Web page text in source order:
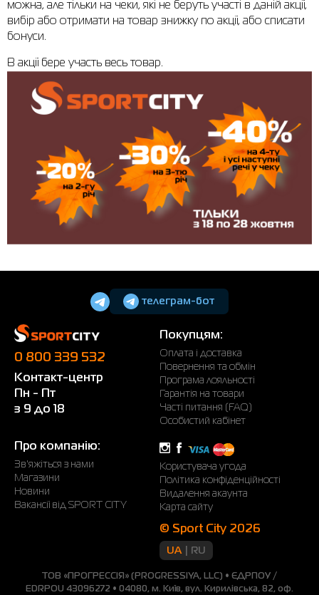
Термобілизна
Толстовки
Футболки
Шорти
Шапки
Шарфи
The North Face
Under Armour
WHS
Сандалі
Бренди
adidas
Larum
Radder
можна, але тільки на чеки, які не беруть участі в даній акції,
вибір або отримати на товар знижку по акції, або списати
бонуси.
В акції бере участь весь товар.
телеграм-бот
0 800 339 532
Контакт-центр
Пн - Пт
з 9 до 18
Покупцям:
Оплата і доставка
Повернення та обмін
Програма лояльності
Гарантія на товари
Часті питання (FAQ)
Особистий кабінет
Про компанію:
Зв'яжіться з нами
Магазини
Новини
Вакансії від SPORT CITY
Користувача угода
Політика конфіденційності
Видалення акаунта
Карта сайту
© Sport City 2026
UA RU
ТОВ «ПРОГРЕССІЯ» (PROGRESSIYA, LLC) • ЄДРПОУ /
EDRPOU 43096272 • 04080, м. Київ, вул. Кирилівська, 82, оф.